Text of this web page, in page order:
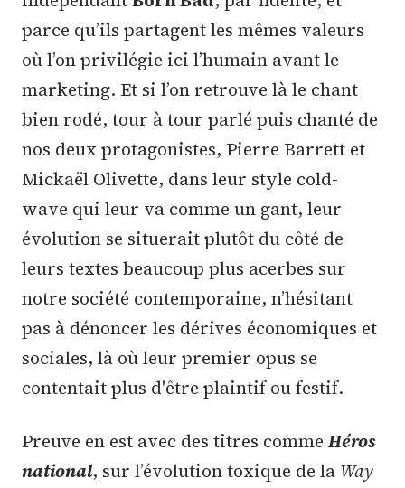
parce qu’ils partagent les mêmes valeurs
où l’on privilégie ici l’humain avant le
marketing. Et si l’on retrouve là le chant
bien rodé, tour à tour parlé puis chanté de
nos deux protagonistes, Pierre Barrett et
Mickaël Olivette, dans leur style cold-
wave qui leur va comme un gant, leur
évolution se situerait plutôt du côté de
leurs textes beaucoup plus acerbes sur
notre société contemporaine, n’hésitant
pas à dénoncer les dérives économiques et
sociales, là où leur premier opus se
contentait plus d'être plaintif ou festif.
Preuve en est avec des titres comme Héros
national, sur l’évolution toxique de la Way